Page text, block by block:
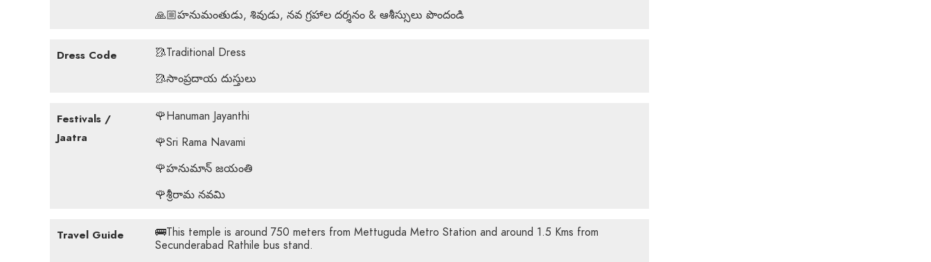
🙏🏼హనుమంతుడు, శివుడు, నవ గ్రహాల దర్శనం & ఆశీస్సులు పొందండి
Dress Code
🥻Traditional Dress
🥻సాంప్రదాయ దుస్తులు
Festivals /
Jaatra
🌹Hanuman Jayanthi
🌹Sri Rama Navami
🌹హనుమాన్ జయంతి
🌹శ్రీరామ నవమి
Travel Guide
🚌This temple is around 750 meters from Mettuguda Metro Station and around 1.5 Kms from
Secunderabad Rathile bus stand.